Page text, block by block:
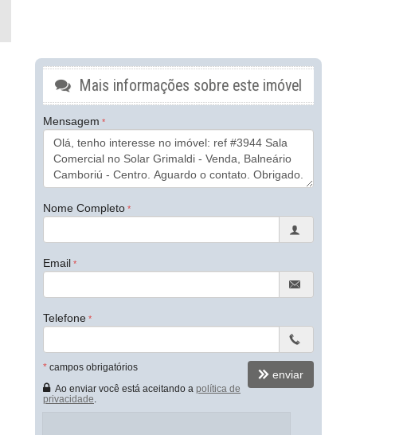
Mais informações sobre este imóvel
Mensagem
Nome Completo
Email
Telefone
* campos obrigatórios
Ao enviar você está aceitando a política de
privacidade
enviar